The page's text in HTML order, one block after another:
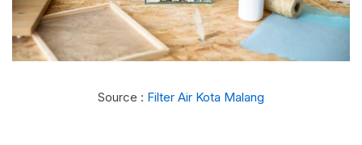
Source : Filter Air Kota Malang